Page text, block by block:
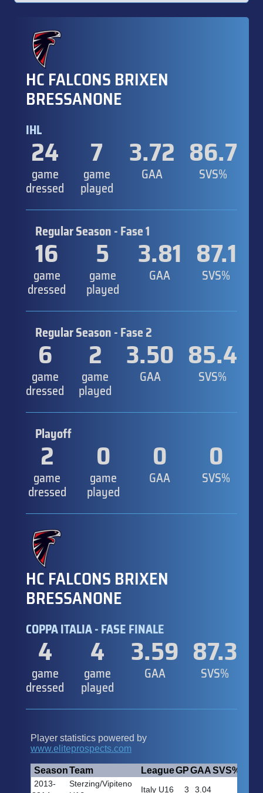
HC FALCONS BRIXEN
BRESSANONE
IHL
24
game
dressed
7
game
played
3.72
GAA
86.7
SVS%
Regular Season - Fase 1
16
game
dressed
5
game
played
3.81
GAA
87.1
SVS%
Regular Season - Fase 2
6
game
dressed
2
game
played
3.50
GAA
85.4
SVS%
Playoff
2
game
dressed
0
game
played
0
GAA
0
SVS%
HC FALCONS BRIXEN
BRESSANONE
COPPA ITALIA - FASE FINALE
4
game
dressed
4
game
played
3.59
GAA
87.3
SVS%